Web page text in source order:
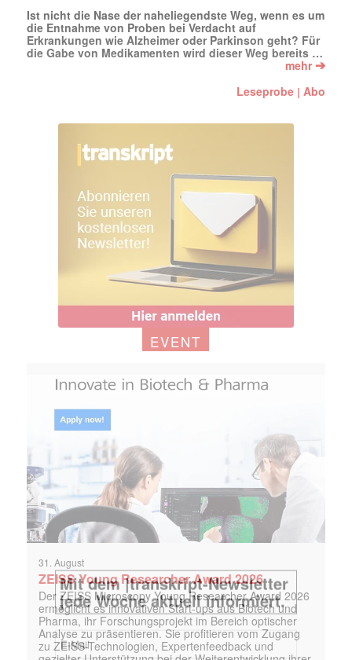
Ist nicht die Nase der naheliegendste Weg, wenn es um
die Entnahme von Proben bei Verdacht auf
Erkrankungen wie Alzheimer oder Parkinson geht? Für
die Gabe von Medikamenten wird dieser Weg bereits …
mehr➔
Leseprobe |Abo
EVENT
31. August
ZEISS Young Researcher Award 2026
Der ZEISS Microscopy Young Researcher Award 2026
ermöglicht es innovativen Start-ups aus Biotech und
Pharma, ihr Forschungsprojekt im Bereich optischer
Analyse zu präsentieren. Sie profitieren vom Zugang
zu ZEISS-Technologien, Expertenfeedback und